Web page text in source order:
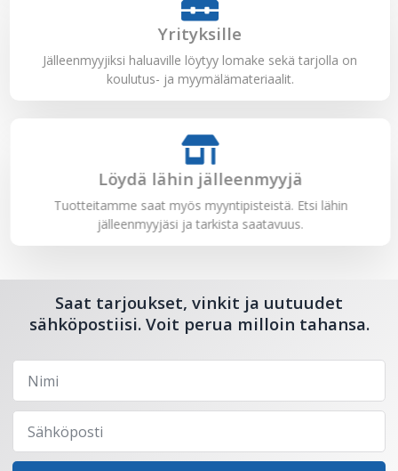
Yrityksille
Jälleenmyyjiksi haluaville löytyy lomake sekä tarjolla on
koulutus- ja myymälämateriaalit.
Löydä lähin jälleenmyyjä
Tuotteitamme saat myös myyntipisteistä. Etsi lähin
jälleenmyyjäsi ja tarkista saatavuus.
Saat tarjoukset, vinkit ja uutuudet
sähköpostiisi. Voit perua milloin tahansa.